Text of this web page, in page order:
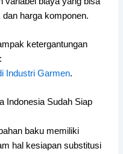
harga komponen.
ketergantungan
Industri Garmen.
Indonesia Sudah Siap
baku memiliki
hal kesiapan substitusi